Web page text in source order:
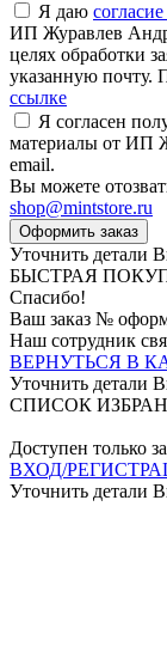
Я даю
ИП Журавлев
целях обработки
указанную почту.
ссылке
Я согласен
материалы от ИП
email.
Вы можете
shop@mintstore.ru
Оформить заказ
Уточнить детали
БЫСТРАЯ
Спасибо!
Ваш заказ №
Наш сотрудник
ВЕРНУТЬСЯ В
Уточнить детали
СПИСОК
Доступен только
ВХОД/
Уточнить детали